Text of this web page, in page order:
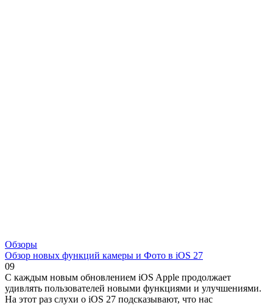
Обзоры
Обзор новых функций камеры и Фото в iOS 27
09
С каждым новым обновлением iOS Apple продолжает
удивлять пользователей новыми функциями и улучшениями.
На этот раз слухи о iOS 27 подсказывают, что нас